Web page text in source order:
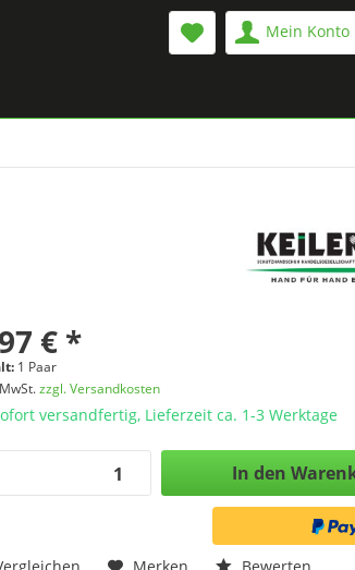
Mein Konto
€ *
1 Paar
zzgl. Versandkosten
versandfertig, Lieferzeit ca. 1-3 Werktage
In den